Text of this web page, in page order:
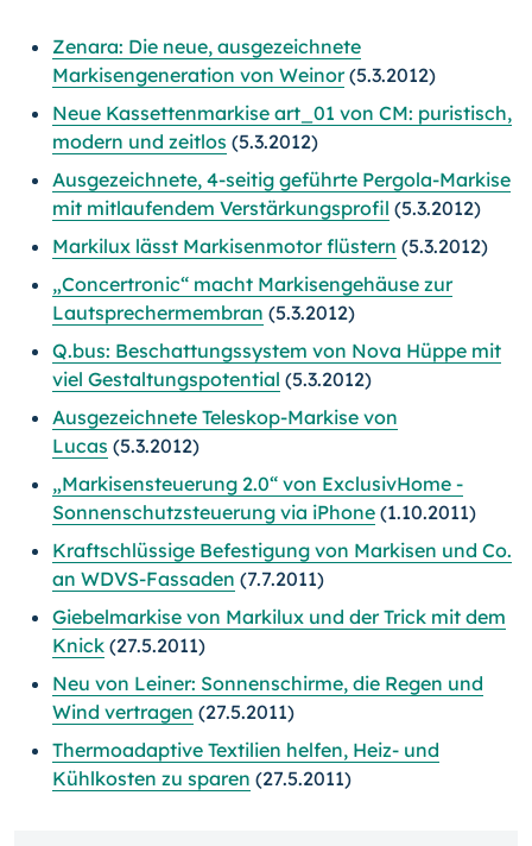
Zenara: Die neue, ausgezeichnete
Markisengeneration von Weinor(5.3.2012)
Neue Kassettenmarkise art_01 von CM: puristisch,
modern und zeitlos (5.3.2012)
Ausgezeichnete, 4-seitig geführte Pergola-Markise
mit mitlaufendem Verstärkungsprofil (5.3.2012)
Markilux lässt Markisenmotor flüstern (5.3.2012)
„Concertronic“ macht Markisengehäuse zur
Lautsprechermembran (5.3.2012)
Q.bus: Beschattungssystem von Nova Hüppe mit
viel Gestaltungspotential (5.3.2012)
Ausgezeichnete Teleskop-Markise von
Lucas (5.3.2012)
„Markisensteuerung 2.0“ von ExclusivHome -
Sonnenschutzsteuerung via iPhone (1.10.2011)
Kraftschlüssige Befestigung von Markisen und Co.
an WDVS-Fassaden (7.7.2011)
Giebelmarkise von Markilux und der Trick mit dem
Knick (27.5.2011)
Neu von Leiner: Sonnenschirme, die Regen und
Wind vertragen (27.5.2011)
Thermoadaptive Textilien helfen, Heiz- und
Kühlkosten zu sparen (27.5.2011)